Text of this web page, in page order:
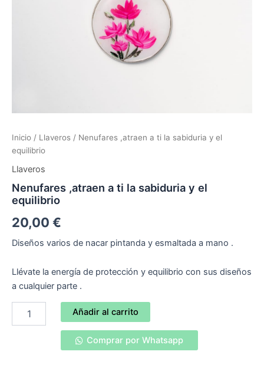
Inicio / Llaveros / Nenufares ,atraen a ti la sabiduria y el
equilibrio
Llaveros
Nenufares ,atraen a ti la sabiduria y el
equilibrio
20,00 €
Diseños varios de nacar pintanda y esmaltada a mano .
Llévate la energía de protección y equilibrio con sus diseños
a cualquier parte .
,atraen
Añadir al carrito
Comprar por Whatsapp